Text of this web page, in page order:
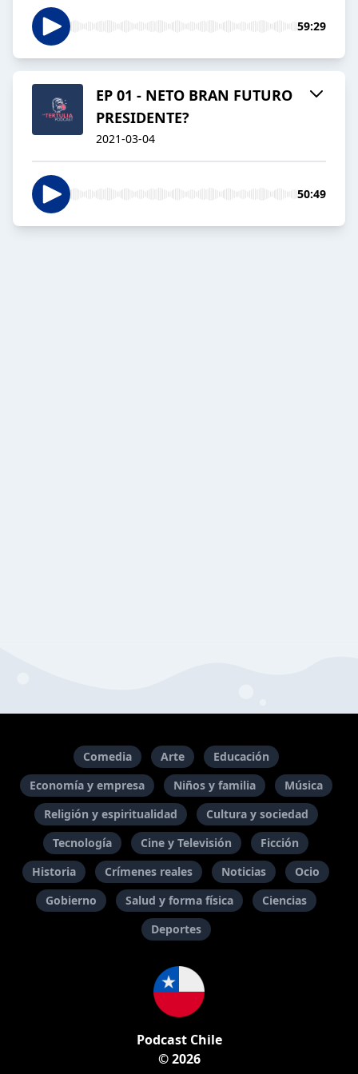
59:29
EP 01 - NETO BRAN FUTURO
PRESIDENTE?
2021-03-04
50:49
Comedia Arte
Educación
Economía y empresa
Niños y familia
Música
Religión y espiritualidad
Cultura y sociedad
Tecnología
Cine y Televisión
Ficción
Historia
Crímenes reales Noticias
Ocio
Gobierno
Salud y forma física
Ciencias
Deportes
Podcast Chile
© 2026